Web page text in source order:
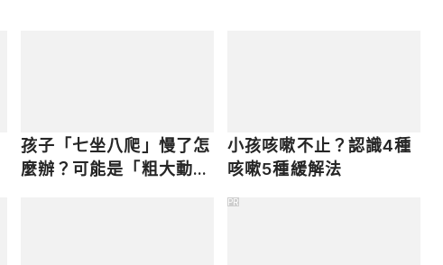
孩子「七坐八爬」慢了怎
麼辦？可能是「粗大動作
小孩咳嗽不止？認識4種
咳嗽5種緩解法
PR